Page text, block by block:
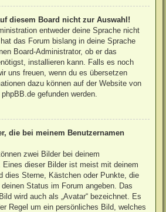
diesem Board nicht zur Auswahl!
entweder deine Sprache nicht
das Forum bislang in deine Sprache
Board-Administrator, ob er das
installieren kann. Falls es noch
uns freuen, wenn du es übersetzen
dazu können auf der Website von
phpBB.de gefunden werden.
die bei meinem Benutzernamen
zwei Bilder bei deinem
Eines dieser Bilder ist meist mit deinem
dies Sterne, Kästchen oder Punkte, die
Status im Forum angeben. Das
wird auch als „Avatar“ bezeichnet. Es
Regel um ein persönliches Bild, welches